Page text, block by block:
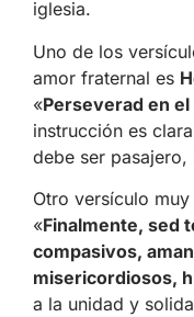
iglesia.
Uno de los
amor fraternal es
«Perseverad en
instrucción es
debe ser pasajero,
Otro versículo
«Finalmente, sed
compasivos,
misericordiosos,
a la unidad y